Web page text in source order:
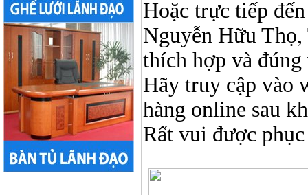
Hoặc trực tiếp
Nguyễn Hữu Thọ,
thích hợp và
Hãy truy cập vào
hàng online sau
Rất vui được